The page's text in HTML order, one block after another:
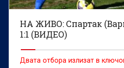
НА ЖИВО: Спартак
1:1 (ВИДЕО)
Двата отбора излизат в